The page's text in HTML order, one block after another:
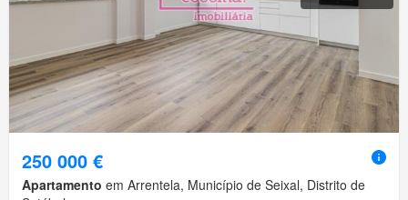
250 000 €
Apartamento em Arrentela, Município de Seixal, Distrito de